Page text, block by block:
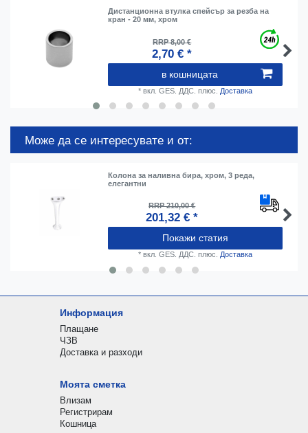
Дистанционна втулка спейсър за резба на
кран - 20 мм, хром
RRP 8,00 €
2,70 € *
в кошницата
* вкл. GES. ДДС. плюс. Доставка
Може да се интересувате и от:
Колона за наливна бира, хром, 3 реда,
елегантни
RRP 210,00 €
201,32 € *
Покажи статия
* вкл. GES. ДДС. плюс. Доставка
Информация
Плащане
ЧЗВ
Доставка и разходи
Моята сметка
Влизам
Регистрирам
Кошница